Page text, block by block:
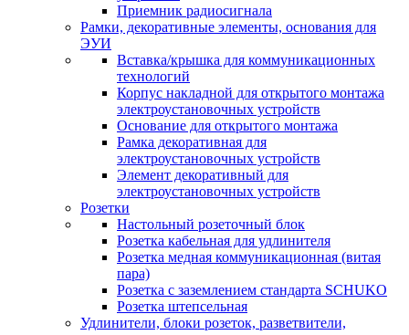
Приемник радиосигнала
Рамки, декоративные элементы, основания для
ЭУИ
Вставка/крышка для коммуникационных
технологий
Корпус накладной для открытого монтажа
электроустановочных устройств
Основание для открытого монтажа
Рамка декоративная для
электроустановочных устройств
Элемент декоративный для
электроустановочных устройств
Розетки
Настольный розеточный блок
Розетка кабельная для удлинителя
Розетка медная коммуникационная (витая
пара)
Розетка с заземлением стандарта SCHUKO
Розетка штепсельная
Удлинители, блоки розеток, разветвители,